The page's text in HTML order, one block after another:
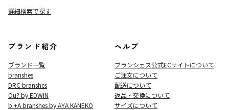
詳細検索で探す
ブランド紹介
ブランド一覧
branshes
DRC branshes
Ou? by EDWIN
b.+A branshes by AYA KANEKO
ヘルプ
ブランシェス公式ECサイトについて
ご注文について
配送について
返品・交換について
サイズについて